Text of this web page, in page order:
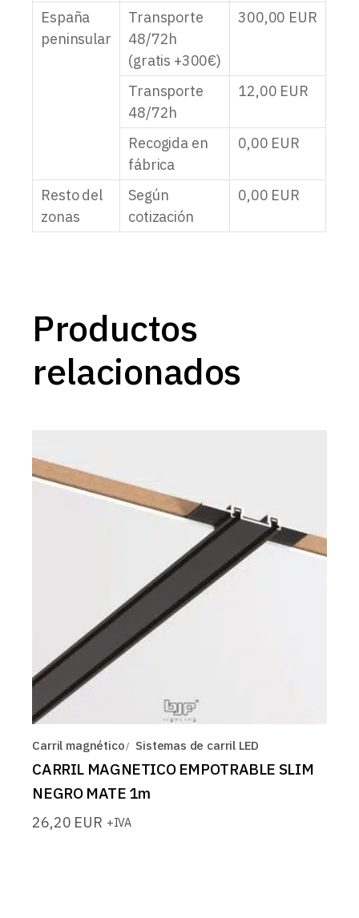
España
peninsular
Transporte
48/72h
(gratis +300€)
300,00 EUR
Transporte
48/72h
12,00 EUR
Recogida en
fábrica
0,00 EUR
Resto del
zonas
Según
cotización
0,00 EUR
Productos
relacionados
Carril magnético Sistemas de carril LED
CARRIL MAGNETICO EMPOTRABLE SLIM
NEGRO MATE 1m
26,20 EUR +IVA